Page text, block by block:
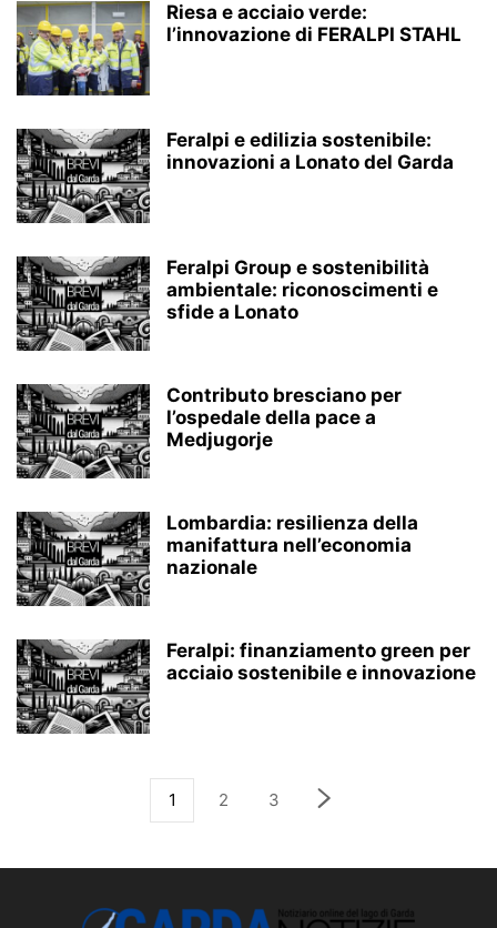
Riesa e acciaio verde:
l’innovazione di FERALPI STAHL
Feralpi e edilizia sostenibile:
innovazioni a Lonato del Garda
Feralpi Group e sostenibilità
ambientale: riconoscimenti e
sfide a Lonato
Contributo bresciano per
l’ospedale della pace a
Medjugorje
Lombardia: resilienza della
manifattura nell’economia
nazionale
Feralpi: finanziamento green per
acciaio sostenibile e innovazione
1 2 3